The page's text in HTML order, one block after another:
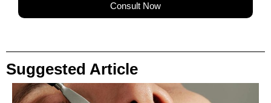
Consult Now
Suggested Article